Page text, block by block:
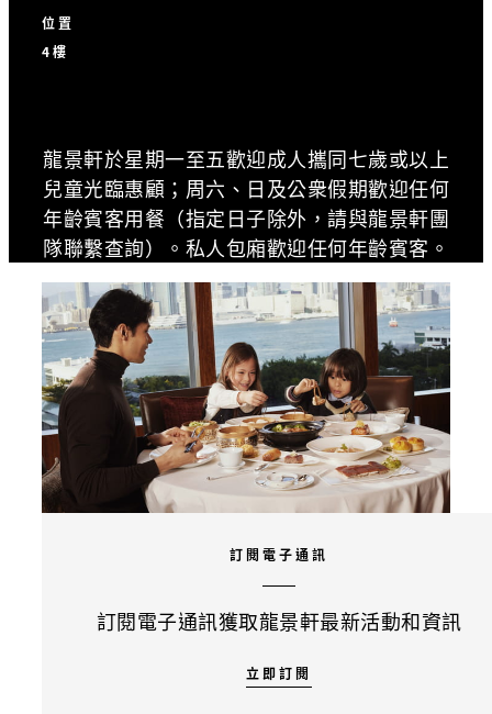
位置
4樓
龍景軒於星期一至五歡迎成人攜同七歲或以上
兒童光臨惠顧；周六、日及公衆假期歡迎任何
年齡賓客用餐（指定日子除外，請與龍景軒團
隊聯繫查詢）。私人包廂歡迎任何年齡賓客。
訂閱電子通訊
訂閱電子通訊獲取龍景軒最新活動和資訊
立即訂閱